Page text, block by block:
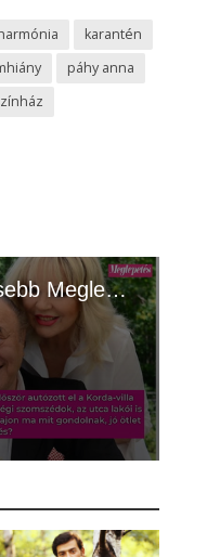
karantén
páhy anna
Megjelent a legfrissebb Meglepetés! - 2026.06.09.